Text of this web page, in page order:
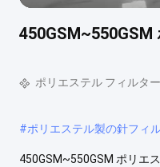
ポリエステル フィルタ
#ポリエステル製の針フィ
450GSM~550GSM ポリエ